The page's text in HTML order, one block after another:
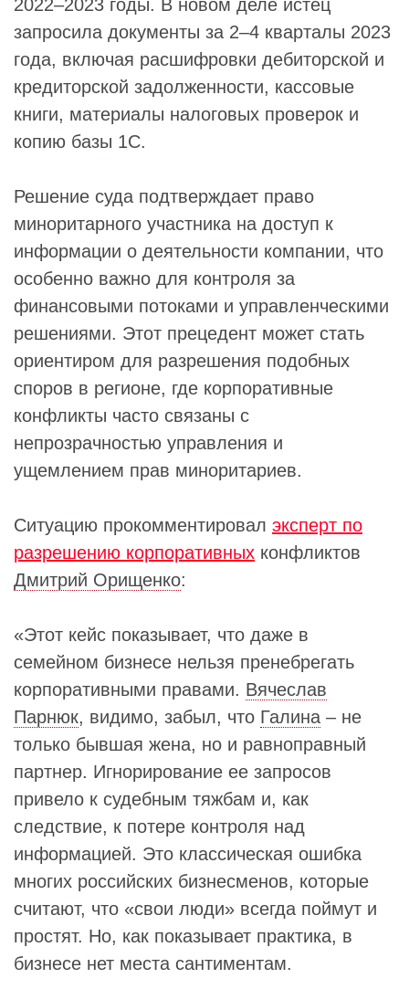
2022–2023 годы. В новом деле истец
запросила документы за 2–4 кварталы 2023
года, включая расшифровки дебиторской и
кредиторской задолженности, кассовые
книги, материалы налоговых проверок и
копию базы 1С.
Решение суда подтверждает право
миноритарного участника на доступ к
информации о деятельности компании, что
особенно важно для контроля за
финансовыми потоками и управленческими
решениями. Этот прецедент может стать
ориентиром для разрешения подобных
споров в регионе, где корпоративные
конфликты часто связаны с
непрозрачностью управления и
ущемлением прав миноритариев.
Ситуацию прокомментировал эксперт по
разрешению корпоративных конфликтов
Дмитрий Орищенко:
«Этот кейс показывает, что даже в
семейном бизнесе нельзя пренебрегать
корпоративными правами. Вячеслав
Парнюк, видимо, забыл, что Галина – не
только бывшая жена, но и равноправный
партнер. Игнорирование ее запросов
привело к судебным тяжбам и, как
следствие, к потере контроля над
информацией. Это классическая ошибка
многих российских бизнесменов, которые
считают, что «свои люди» всегда поймут и
простят. Но, как показывает практика, в
бизнесе нет места сантиментам.